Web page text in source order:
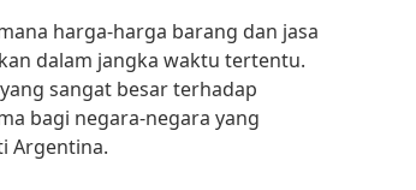
harga-harga barang dan jasa
dalam jangka waktu tertentu.
sangat besar terhadap
bagi negara-negara yang
Argentina.